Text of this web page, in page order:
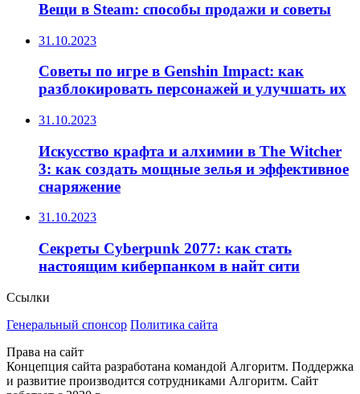
Вещи в Steam: способы продажи и советы
31.10.2023
Советы по игре в Genshin Impact: как
разблокировать персонажей и улучшать их
31.10.2023
Искусство крафта и алхимии в The Witcher
3: как создать мощные зелья и эффективное
снаряжение
31.10.2023
Секреты Cyberpunk 2077: как стать
настоящим киберпанком в найт сити
Ссылки
Генеральный спонсор Политика сайта
Права на сайт
Концепция сайта разработана командой Алгоритм. Поддержка
и развитие производится сотрудниками Алгоритм. Сайт